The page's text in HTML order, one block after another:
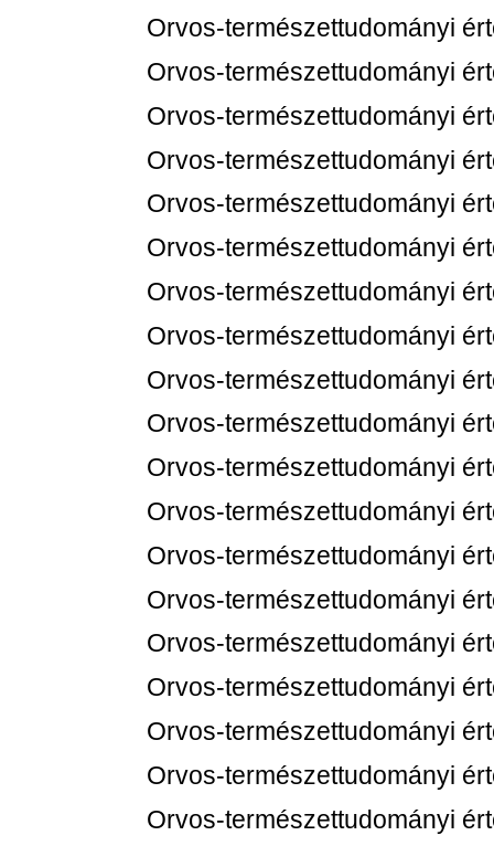
Orvos-természettudományi
Orvos-természettudományi
Orvos-természettudományi
Orvos-természettudományi
Orvos-természettudományi
Orvos-természettudományi
Orvos-természettudományi
Orvos-természettudományi
Orvos-természettudományi
Orvos-természettudományi
Orvos-természettudományi
Orvos-természettudományi
Orvos-természettudományi
Orvos-természettudományi
Orvos-természettudományi
Orvos-természettudományi
Orvos-természettudományi
Orvos-természettudományi
Orvos-természettudományi